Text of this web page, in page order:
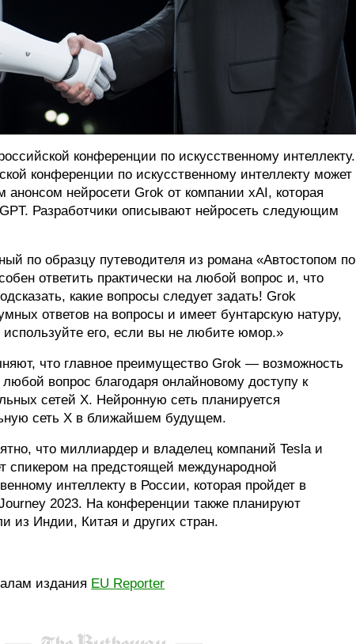
конференции по искусственному интеллекту.
конференции по искусственному интеллекту может
анонсом нейросети Grok от компании xAI, которая
Разработчики описывают нейросеть следующим
по образцу путеводителя из романа «Автостопом по
ответить практически на любой вопрос и, что
какие вопросы следует задать! Grok
ответов на вопросы и имеет бунтарскую натуру,
используйте его, если вы не любите юмор.»
что главное преимущество Grok — возможность
любой вопрос благодаря онлайновому доступу к
сетей X. Нейронную сеть планируется
сеть X в ближайшем будущем.
что миллиардер и владелец компаний Tesla и
спикером на предстоящей международной
интеллекту в России, которая пройдет в
2023. На конференции также планируют
из Индии, Китая и других стран.
издания EU Reporter